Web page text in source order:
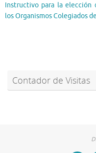
Instructivo para la elección
los Organismos Colegiados
Contador de Visitas